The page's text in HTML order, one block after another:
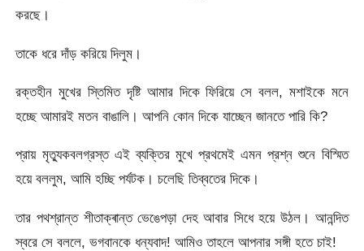
করছে।
তাকে ধরে দাঁড় করিয়ে দিলুম।
রক্তহীন মুখের স্তিমিত দৃষ্টি আমার দিকে ফিরিয়ে সে বলল, মশাইকে মনে
হচ্ছে আমারই মতন বাঙালি। আপনি কোন দিকে যাচ্ছেন জানতে পারি কি?
প্রায় মৃত্যুকবলগ্রস্ত এই ব্যক্তির মুখে প্রথমেই এমন প্রশ্ন শুনে বিস্মিত
হয়ে বললুম, আমি হচ্ছি পর্যটক। চলেছি তিব্বতের দিকে।
তার পথশ্রান্ত শীতাক্ৰান্ত ভেঙেপড়া দেহ আবার সিধে হয়ে উঠল। আনন্দিত
স্বরে সে বললে, ভগবানকে ধন্যবাদ! আমিও তাহলে আপনার সঙ্গী হতে চাই!